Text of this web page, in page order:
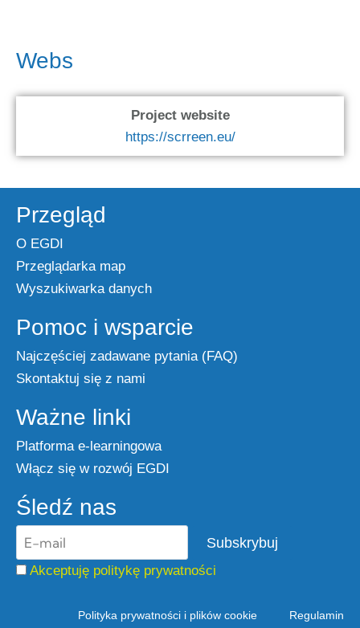
Webs
Project website
https://scrreen.eu/
Przegląd
O EGDI
Przeglądarka map
Wyszukiwarka danych
Pomoc i wsparcie
Najczęściej zadawane pytania (FAQ)
Skontaktuj się z nami
Ważne linki
Platforma e-learningowa
Włącz się w rozwój EGDI
Śledź nas
Akceptuję politykę prywatności
Polityka prywatności i plików cookie Regulamin